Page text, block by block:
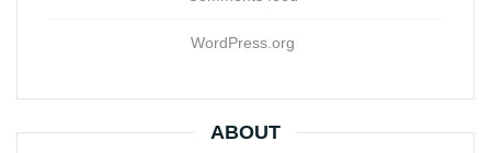
WordPress.org
ABOUT